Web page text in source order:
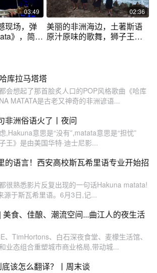
03:49
现场，弹
》，简直
02:36
美丽的非洲海边，土著斯语
原汁原味的歌舞，狮子王里
库拉马塔塔
会想起了那首脍炙人口的POP风格歌曲《哈库
MATATA是古老又神奇的非洲谚语...
非洲俗语火了丨夜问
,Hakuna意思是“没有”,matata意思是“担忧”
王》是由美国华特·迪士尼影...
的语言！西安高校斯瓦希里语专业开始招
很熟悉影片反复出现的一句话Hakuna matata!
源于斯瓦希里语。6月3日,记...
食、佳酿、潮流空间...曲江人的夜生活
、TimHortons、白石深夜食堂、麦檬生活馆、
业态组合重塑城市商业格局,带动城...
底该怎么翻译？丨周末谈